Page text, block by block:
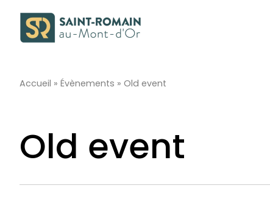
Accueil » Évènements » Old event
Old event